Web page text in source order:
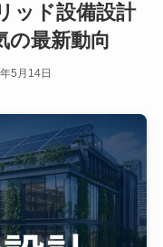
ッド設備設計
の最新動向
5月14日